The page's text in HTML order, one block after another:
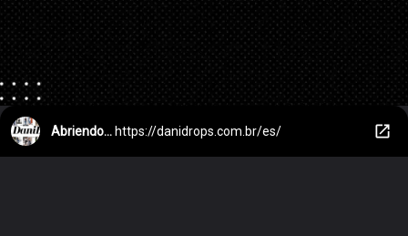
Abriendo... https://danidrops.com.br/es/